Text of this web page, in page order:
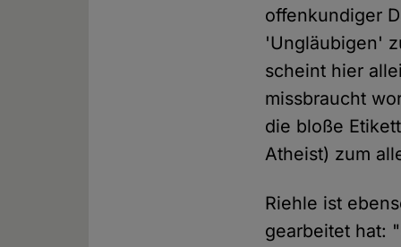
offenkundiger
'Ungläubigen'
scheint hier
missbraucht
die bloße
Atheist) zum
Riehle ist
gearbeitet hat: